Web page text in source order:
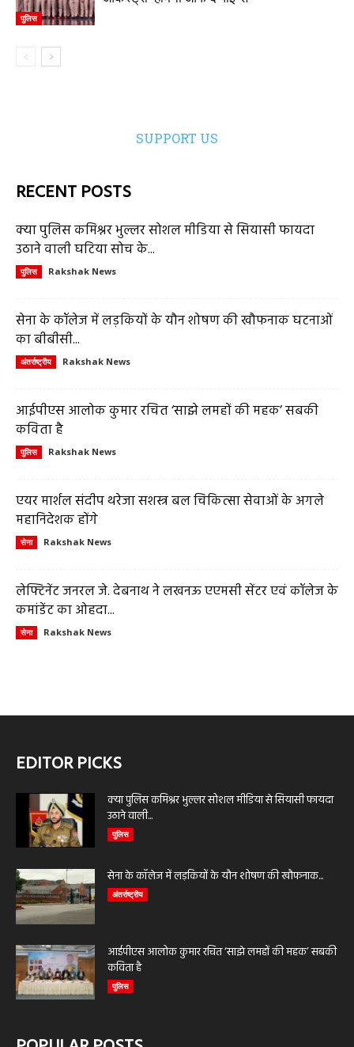
पुलिस
SUPPORT US
RECENT POSTS
क्या पुलिस कमिश्नर भुल्लर सोशल मीडिया से सियासी फायदा
उठाने वाली घटिया सोच के...
पुलिस Rakshak News
सेना के कॉलेज में लड़कियों के यौन शोषण की खौफनाक घटनाओं
का बीबीसी...
अंतर्राष्ट्रीय Rakshak News
आईपीएस आलोक कुमार रचित ‘साझे लमहों की महक’ सबकी
कविता है
पुलिस Rakshak News
एयर मार्शल संदीप थरेजा सशस्त्र बल चिकित्सा सेवाओं के अगले
महानिदेशक होंगे
सेना Rakshak News
लेफ्टिनेंट जनरल जे. देबनाथ ने लखनऊ एएमसी सेंटर एवं कॉलेज के
कमांडेंट का ओहदा...
सेना Rakshak News
EDITOR PICKS
क्या पुलिस कमिश्नर भुल्लर सोशल मीडिया से सियासी फायदा
उठाने वाली...
पुलिस
सेना के कॉलेज में लड़कियों के यौन शोषण की खौफनाक...
अंतर्राष्ट्रीय
आईपीएस आलोक कुमार रचित ‘साझे लमहों की महक’ सबकी
कविता है
पुलिस